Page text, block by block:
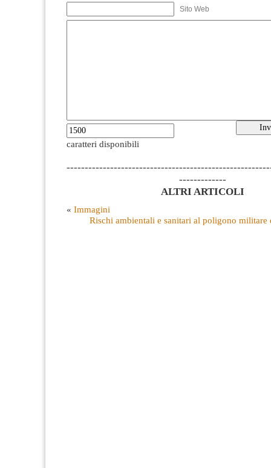
Sito Web
caratteri disponibili
-------------
ALTRI ARTICOLI
« Immagini
Rischi ambientali e sanitari al poligono militare